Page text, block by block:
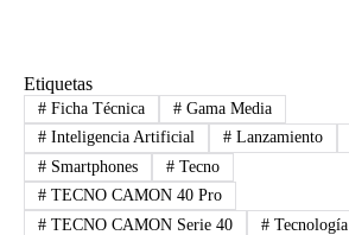
Etiquetas
#Ficha Técnica #Gama Media
#Inteligencia Artificial #Lanzamiento
#Smartphones #Tecno
#TECNO CAMON 40 Pro
#TECNO CAMON Serie 40 #Tecnología